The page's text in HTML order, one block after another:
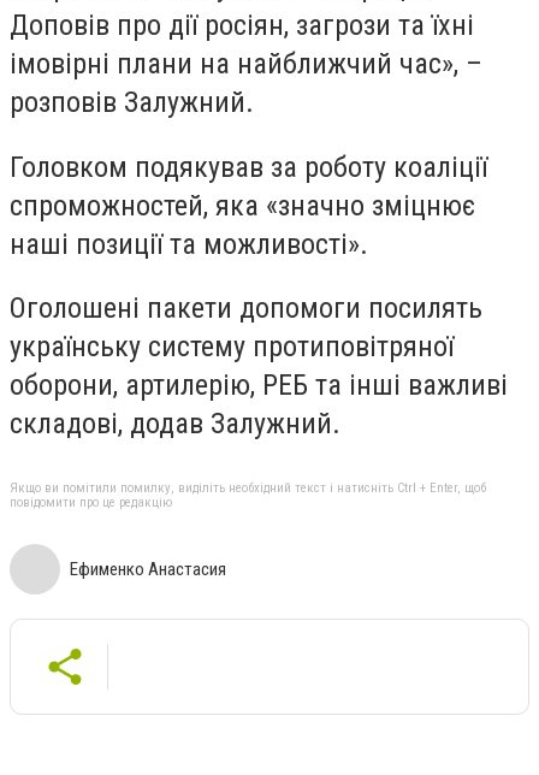
Доповів про дії росіян, загрози та їхні
імовірні плани на найближчий час», –
розповів Залужний.
Головком подякував за роботу коаліції
спроможностей, яка «значно зміцнює
наші позиції та можливості».
Оголошені пакети допомоги посилять
українську систему протиповітряної
оборони, артилерію, РЕБ та інші важливі
складові, додав Залужний.
Якщо ви помітили помилку, виділіть необхідний текст і натисніть Ctrl + Enter, щоб
повідомити про це редакцію
Ефименко Анастасия